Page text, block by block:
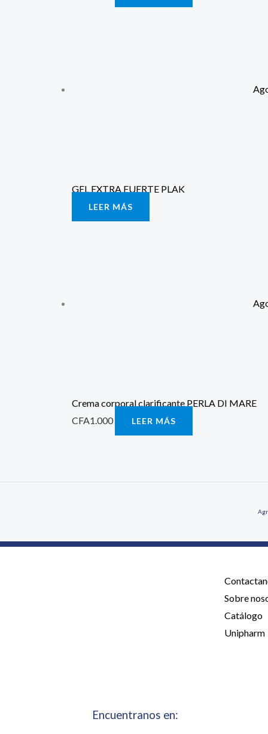
GEL EXTRA FUERTE PLAK
LEER MÁS
Crema corporal clarificante PERLA DI MARE
CFA1.000 LEER MÁS
Encuentranos en:
Sobre
Catálogo
Unipharm